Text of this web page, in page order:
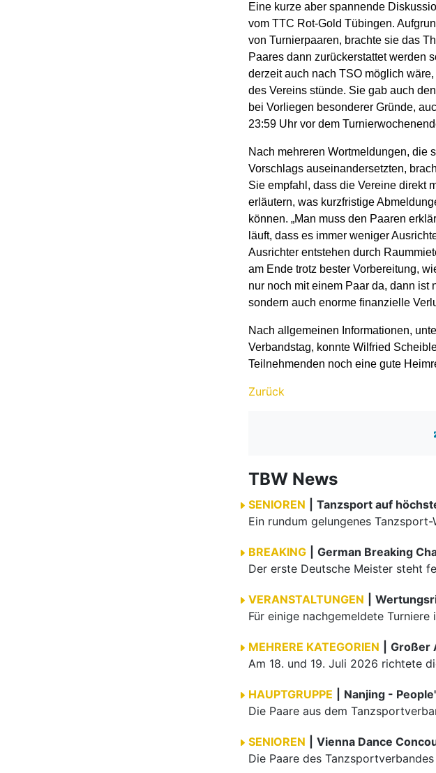
Eine kurze aber spannende
vom TTC Rot-Gold Tübingen.
von Turnierpaaren, brachte sie das
Paares dann zurückerstattet werden
derzeit auch nach TSO möglich
des Vereins stünde. Sie gab auch
bei Vorliegen besonderer Gründe,
23:59 Uhr vor dem
Nach mehreren Wortmeldungen, die
Vorschlags auseinandersetzten,
Sie empfahl, dass die Vereine direkt
erläutern, was kurzfristige
können. „Man muss den Paaren
läuft, dass es immer weniger
Ausrichter entstehen durch
am Ende trotz bester Vorbereitung,
nur noch mit einem Paar da, dann ist
sondern auch enorme finanzielle
Nach allgemeinen Informationen,
Verbandstag, konnte Wilfried
Teilnehmenden noch eine gute
Zurück
TBW News
SENIOREN
BREAKING
German Breaking
VERANSTALTUNGEN
MEHRERE KATEGORIEN
Großer
HAUPTGRUPPE
Nanjing -
SENIOREN
Vienna Dance